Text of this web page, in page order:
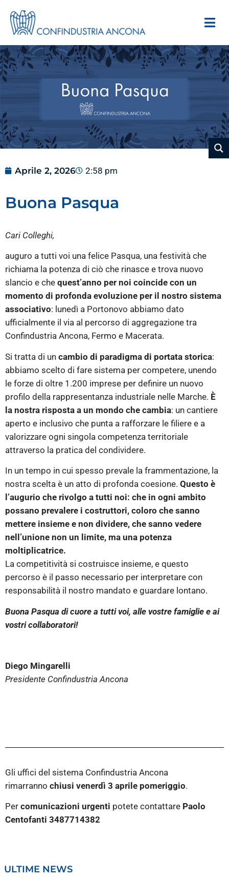
Aprile 2, 2026 2:58 pm
Buona Pasqua
Cari Colleghi,
auguro a tutti voi una felice Pasqua, una festività che
richiama la potenza di ciò che rinasce e trova nuovo
slancio e che quest’anno per noi coincide con un
momento di profonda evoluzione per il nostro sistema
associativo: lunedì a Portonovo abbiamo dato
ufficialmente il via al percorso di aggregazione tra
Confindustria Ancona, Fermo e Macerata.
Si tratta di un cambio di paradigma di portata storica:
abbiamo scelto di fare sistema per competere, unendo
le forze di oltre 1.200 imprese per definire un nuovo
profilo della rappresentanza industriale nelle Marche. È
la nostra risposta a un mondo che cambia: un cantiere
aperto e inclusivo che punta a rafforzare le filiere e a
valorizzare ogni singola competenza territoriale
attraverso la pratica del condividere.
In un tempo in cui spesso prevale la frammentazione, la
nostra scelta è un atto di profonda coesione. Questo è
l’augurio che rivolgo a tutti noi: che in ogni ambito
possano prevalere i costruttori, coloro che sanno
mettere insieme e non dividere, che sanno vedere
nell’unione non un limite, ma una potenza
moltiplicatrice.
La competitività si costruisce insieme, e questo
percorso è il passo necessario per interpretare con
responsabilità il nostro mandato e guardare lontano.
Buona Pasqua di cuore a tutti voi, alle vostre famiglie e ai
vostri collaboratori!
Diego Mingarelli
Presidente Confindustria Ancona
Gli uffici del sistema Confindustria Ancona
rimarranno chiusi venerdì 3 aprile pomeriggio.
Per comunicazioni urgenti potete contattare Paolo
Centofanti 3487714382
ULTIME NEWS